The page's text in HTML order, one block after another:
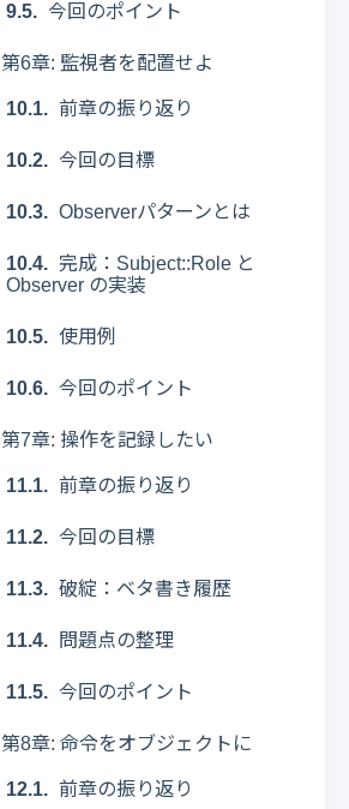
今回のポイント
第6章: 監視者を配置せよ
前章の振り返り
今回の目標
Observerパターンとは
完成：Subject::Role と
Observer の実装
使用例
今回のポイント
第7章: 操作を記録したい
前章の振り返り
今回の目標
破綻：ベタ書き履歴
問題点の整理
今回のポイント
第8章: 命令をオブジェクトに
前章の振り返り